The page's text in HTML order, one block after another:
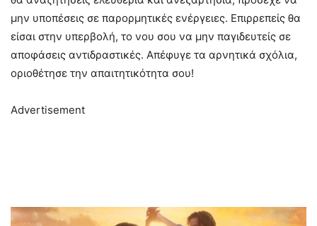
μην υποπέσεις σε παρορμητικές ενέργειες. Επιρρεπείς θα
είσαι στην υπερβολή, το νου σου να μην παγιδευτείς σε
αποφάσεις αντιδραστικές. Απέφυγε τα αρνητικά σχόλια,
οριοθέτησε την απαιτητικότητα σου!
Advertisement